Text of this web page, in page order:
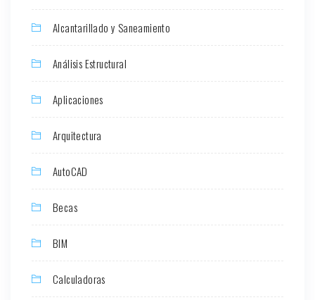
Alcantarillado y Saneamiento
Análisis Estructural
Aplicaciones
Arquitectura
AutoCAD
Becas
BIM
Calculadoras